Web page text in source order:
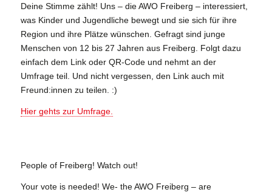
Deine Stimme zählt! Uns – die AWO Freiberg – interessiert,
was Kinder und Jugendliche bewegt und sie sich für ihre
Region und ihre Plätze wünschen. Gefragt sind junge
Menschen von 12 bis 27 Jahren aus Freiberg. Folgt dazu
einfach dem Link oder QR-Code und nehmt an der
Umfrage teil. Und nicht vergessen, den Link auch mit
Freund:innen zu teilen. :)
Hier gehts zur Umfrage.
People of Freiberg! Watch out!
Your vote is needed! We- the AWO Freiberg – are